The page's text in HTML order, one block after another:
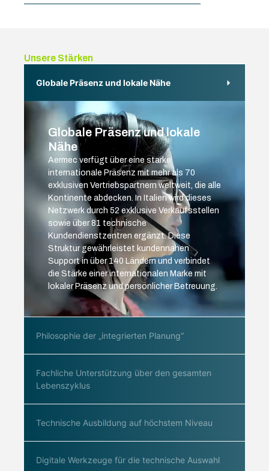
Unsere Stärken
Globale Präsenz und lokale Nähe
Philosophie der „integrierten Planung“
Fachliche Unterstützung über den gesamten
Lebenszyklus
Technische Ausbildung auf höchstem Niveau
Digitale Werkzeuge für die technische Auswahl
Globale Präsenz und lokale
Nähe
Aermec verfügt über eine starke
internationale Präsenz mit mehr als 70
exklusiven Vertriebspartnern weltweit, die alle
Kontinente abdecken. In Italien wird dieses
Netzwerk durch 52 exklusive Verkaufsstellen
sowie über 81 technische
Kundendienstzentren ergänzt. Diese
Struktur gewährleistet kundennahen
Support in über 140 Ländern und verbindet
die Stärke einer internationalen Marke mit
lokaler Präsenz und persönlicher Betreuung.